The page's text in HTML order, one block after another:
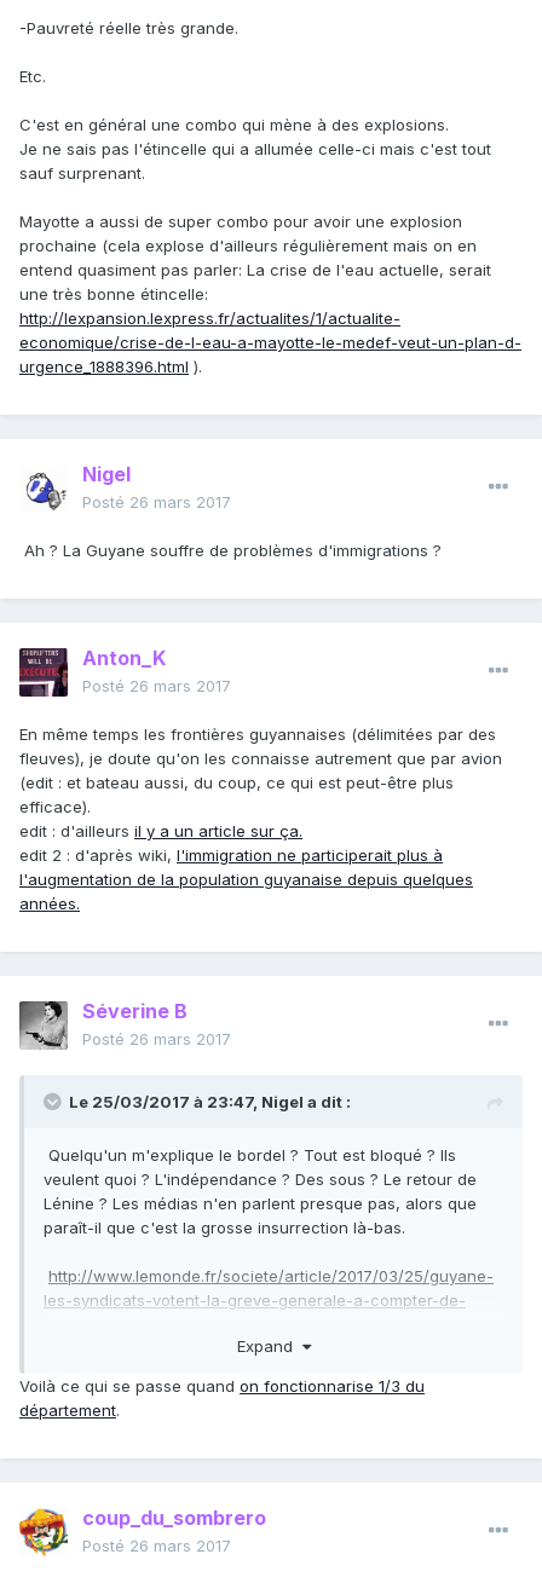
-Pauvreté réelle très grande.
Etc.
C'est en général une combo qui mène à des explosions.
Je ne sais pas l'étincelle qui a allumée celle-ci mais c'est tout
sauf surprenant.
Mayotte a aussi de super combo pour avoir une explosion
prochaine (cela explose d'ailleurs régulièrement mais on en
entend quasiment pas parler: La crise de l'eau actuelle, serait
une très bonne étincelle:
http://lexpansion.lexpress.fr/actualites/1/actualite-
economique/crise-de-l-eau-a-mayotte-le-medef-veut-un-plan-d-
urgence_1888396.html ).
Nigel
Posté 26 mars 2017
Ah ? La Guyane souffre de problèmes d'immigrations ?
Anton_K
Posté 26 mars 2017
En même temps les frontières guyannaises (délimitées par des
fleuves), je doute qu'on les connaisse autrement que par avion
(edit : et bateau aussi, du coup, ce qui est peut-être plus
efficace).
edit : d'ailleurs il y a un article sur ça.
edit 2 : d'après wiki, l'immigration ne participerait plus à
l'augmentation de la population guyanaise depuis quelques
années.
Séverine B
Posté 26 mars 2017
Le 25/03/2017 à 23:47, Nigel a dit :
Quelqu'un m'explique le bordel ? Tout est bloqué ? Ils
veulent quoi ? L'indépendance ? Des sous ? Le retour de
Lénine ? Les médias n'en parlent presque pas, alors que
paraît-il que c'est la grosse insurrection là-bas.
http://www.lemonde.fr/societe/article/2017/03/25/guyane-
les-syndicats-votent-la-greve-generale-a-compter-de-
Expand
Voilà ce qui se passe quand on fonctionnarise 1/3 du
département.
coup_du_sombrero
Posté 26 mars 2017